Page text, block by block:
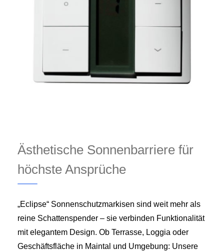
Ästhetische Sonnenbarriere für
höchste Ansprüche
„Eclipse“ Sonnenschutzmarkisen sind weit mehr als
reine Schattenspender – sie verbinden Funktionalität
mit elegantem Design. Ob Terrasse, Loggia oder
Geschäftsfläche in Maintal und Umgebung: Unsere